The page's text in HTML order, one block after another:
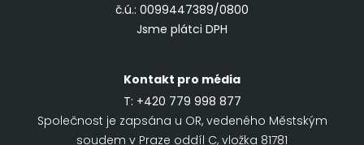
č.ú.: 0099447389/0800
Jsme plátci DPH
Kontakt pro média
T: +420 779 998 877
Společnost je zapsána u OR, vedeného Městským
soudem v Praze oddíl C, vložka 81781